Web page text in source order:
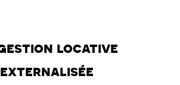
locative
externalisée